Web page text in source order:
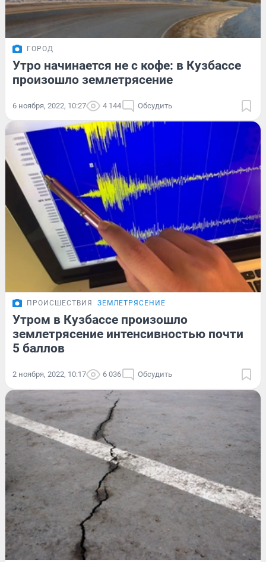
ГОРОД
Утро начинается не с кофе: в Кузбассе
произошло землетрясение
6 ноября, 2022, 10:27 4 144 Обсудить
ПРОИСШЕСТВИЯ ЗЕМЛЕТРЯСЕНИЕ
Утром в Кузбассе произошло
землетрясение интенсивностью почти
5 баллов
2 ноября, 2022, 10:17 6 036 Обсудить